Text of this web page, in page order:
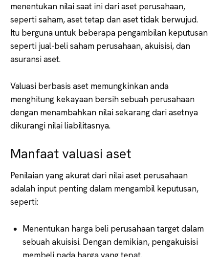
menentukan nilai saat ini dari aset perusahaan,
seperti saham, aset tetap dan aset tidak berwujud.
Itu berguna untuk beberapa pengambilan keputusan
seperti jual-beli saham perusahaan, akuisisi, dan
asuransi aset.
Valuasi berbasis aset memungkinkan anda
menghitung kekayaan bersih sebuah perusahaan
dengan menambahkan nilai sekarang dari asetnya
dikurangi nilai liabilitasnya.
Manfaat valuasi aset
Penilaian yang akurat dari nilai aset perusahaan
adalah input penting dalam mengambil keputusan,
seperti:
Menentukan harga beli perusahaan target dalam
sebuah akuisisi. Dengan demikian, pengakuisisi